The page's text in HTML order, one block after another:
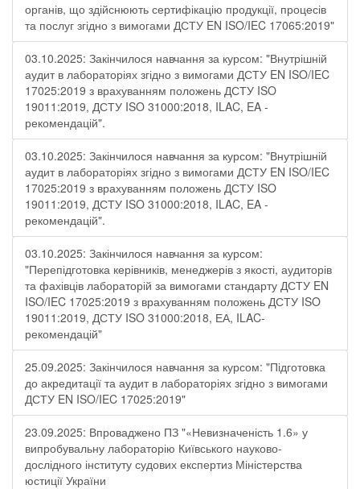
органів, що здійснюють сертифікацію продукції, процесів
та послуг згідно з вимогами ДСТУ EN ISO/IEC 17065:2019"
03.10.2025: Закінчилося навчання за курсом: "Внутрішній
аудит в лабораторіях згідно з вимогами ДСТУ EN ISO/IEC
17025:2019 з врахуванням положень ДСТУ ISO
19011:2019, ДСТУ ISO 31000:2018, ILAC, EA -
рекомендацій".
03.10.2025: Закінчилося навчання за курсом: "Внутрішній
аудит в лабораторіях згідно з вимогами ДСТУ EN ISO/IEC
17025:2019 з врахуванням положень ДСТУ ISO
19011:2019, ДСТУ ISO 31000:2018, ILAC, EA -
рекомендацій".
03.10.2025: Закінчилося навчання за курсом:
"Перепідготовка керівників, менеджерів з якості, аудиторів
та фахівців лабораторій за вимогами стандарту ДСТУ EN
ISO/IEC 17025:2019 з врахуванням положень ДСТУ ISO
19011:2019, ДСТУ ISO 31000:2018, ЕА, ILAC-
рекомендацій"
25.09.2025: Закінчилося навчання за курсом: "Підготовка
до акредитації та аудит в лабораторіях згідно з вимогами
ДСТУ EN ISO/IEC 17025:2019"
23.09.2025: Впроваджено ПЗ "«Невизначеність 1.6» у
випробувальну лабораторію Київського науково-
дослідного інституту судових експертиз Міністерства
юстиції України